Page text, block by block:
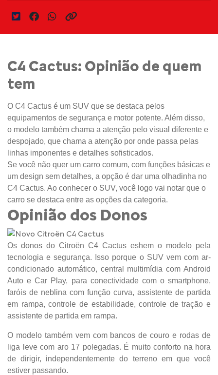
C4 Cactus: Opinião de quem
tem
O C4 Cactus é um SUV que se destaca pelos
equipamentos de segurança e motor potente. Além disso,
o modelo também chama a atenção pelo visual diferente e
despojado, que chama a atenção por onde passa pelas
linhas imponentes e detalhes sofisticados.
Se você não quer um carro comum, com funções básicas e
um design sem detalhes, a opção é dar uma olhadinha no
C4 Cactus. Ao conhecer o SUV, você logo vai notar que o
carro se destaca entre as opções da categoria.
Opinião dos Donos
Os donos do Citroën C4 Cactus eshem o modelo pela
tecnologia e segurança. Isso porque o SUV vem com ar-
condicionado automático, central multimídia com Android
Auto e Car Play, para conectividade com o smartphone,
faróis de neblina com função curva, assistente de partida
em rampa, controle de estabilidade, controle de tração e
assistente de partida em rampa.
O modelo também vem com bancos de couro e rodas de
liga leve com aro 17 polegadas. É muito conforto na hora
de dirigir, independentemente do terreno em que você
estiver passando.